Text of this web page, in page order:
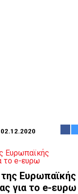
02.12.2020
Ευρωπαϊκής
για το e-ευρω